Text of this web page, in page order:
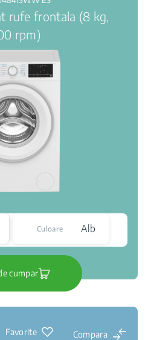
rufe frontala (8 kg,
rpm)
Culoare Alb
cumpar
Favorite Compara